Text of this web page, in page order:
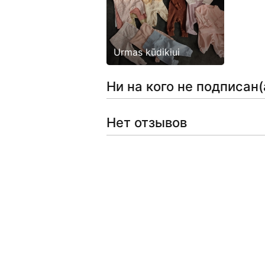
Urmas kūdikiui
Ни на кого не
Нет отзывов